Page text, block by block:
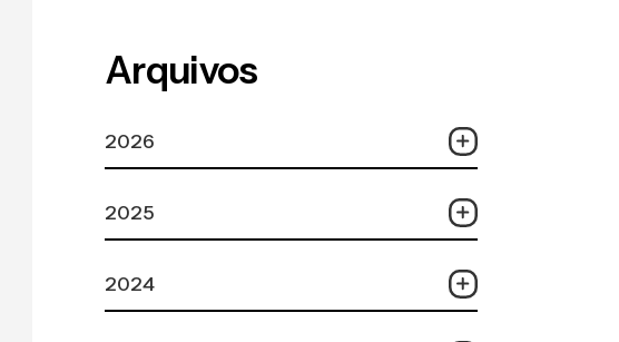
Arquivos
2026
2025
2024